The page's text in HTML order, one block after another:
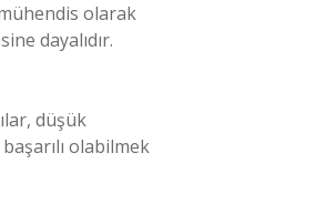
olarak
dayalıdır.
düşük
olabilmek